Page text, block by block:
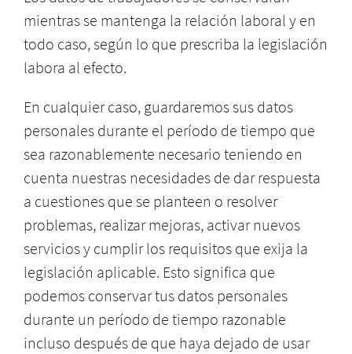
mientras se mantenga la relación laboral y en
todo caso, según lo que prescriba la legislación
labora al efecto.
En cualquier caso, guardaremos sus datos
personales durante el período de tiempo que
sea razonablemente necesario teniendo en
cuenta nuestras necesidades de dar respuesta
a cuestiones que se planteen o resolver
problemas, realizar mejoras, activar nuevos
servicios y cumplir los requisitos que exija la
legislación aplicable. Esto significa que
podemos conservar tus datos personales
durante un período de tiempo razonable
incluso después de que haya dejado de usar